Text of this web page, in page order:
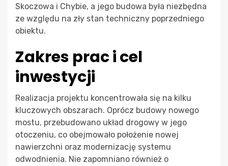
Skoczowa i Chybie, a jego budowa była niezbędna
ze względu na zły stan techniczny poprzedniego
obiektu.
Zakres prac i cel
inwestycji
Realizacja projektu koncentrowała się na kilku
kluczowych obszarach. Oprócz budowy nowego
mostu, przebudowano układ drogowy w jego
otoczeniu, co obejmowało położenie nowej
nawierzchni oraz modernizację systemu
odwodnienia. Nie zapomniano również o